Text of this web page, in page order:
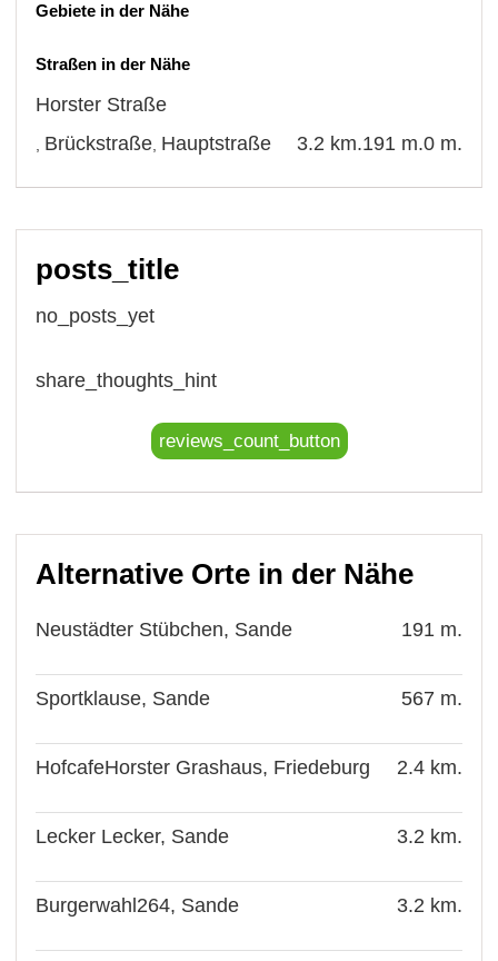
Gebiete in der Nähe
Straßen in der Nähe
Horster Straße
0 m.
Brückstraße 191 m.
Hauptstraße 3.2 km.
posts_title
no_posts_yet
share_thoughts_hint
reviews_count_button
Alternative Orte in der Nähe
Neustädter Stübchen, Sande 191 m.
Sportklause, Sande 567 m.
HofcafeHorster Grashaus, Friedeburg 2.4 km.
Lecker Lecker, Sande 3.2 km.
Burgerwahl264, Sande 3.2 km.